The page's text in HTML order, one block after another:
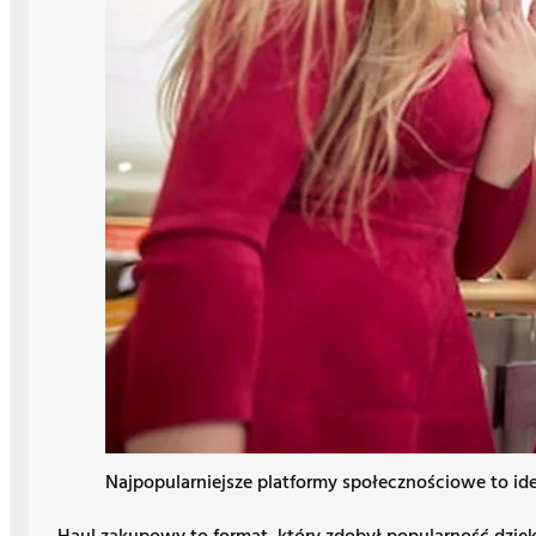
Najpopularniejsze platformy społecznościowe to